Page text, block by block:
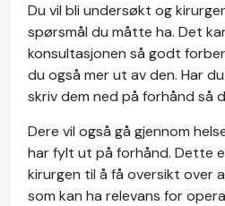
Du vil bli undersøkt og
spørsmål du måtte ha. Det
konsultasjonen så godt
du også mer ut av den. Har
skriv dem ned på forhånd så
Dere vil også gå gjennom
har fylt ut på forhånd. Dette
kirurgen til å få oversikt over
som kan ha relevans for